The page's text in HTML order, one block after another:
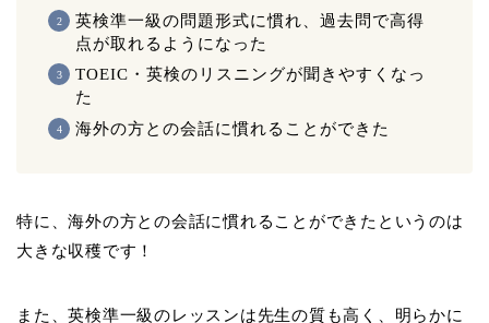
英検準一級の問題形式に慣れ、過去問で高得
点が取れるようになった
TOEIC・英検のリスニングが聞きやすくなっ
た
海外の方との会話に慣れることができた
特に、海外の方との会話に慣れることができたというのは
大きな収穫です！
また、英検準一級のレッスンは先生の質も高く、明らかに